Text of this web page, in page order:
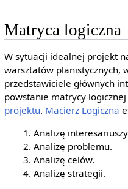
Matryca logiczna
W sytuacji idealnej projekt
warsztatów planistycznych,
przedstawiciele głównych
powstanie matrycy
projektu. Macierz Logiczna
Analizę
Analizę problemu.
Analizę celów.
Analizę strategii.